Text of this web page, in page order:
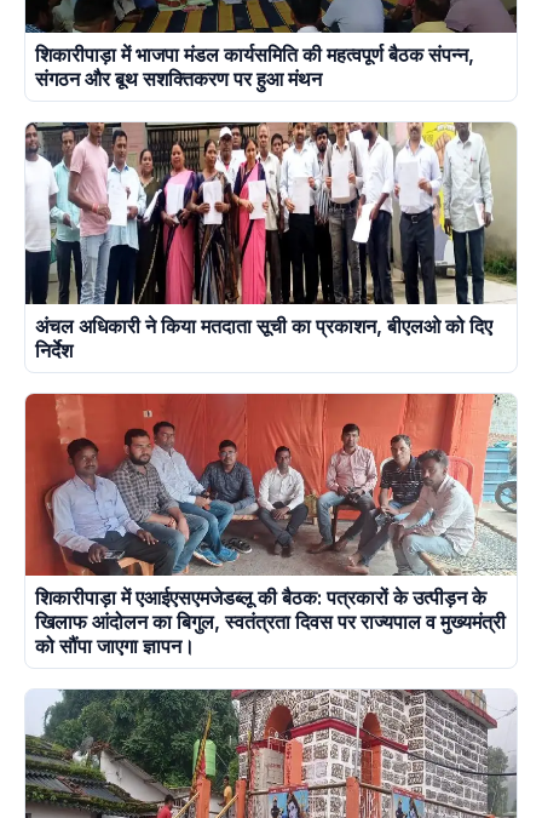
शिकारीपाड़ा में भाजपा मंडल कार्यसमिति की महत्वपूर्ण बैठक संपन्न,
संगठन और बूथ सशक्तिकरण पर हुआ मंथन
अंचल अधिकारी ने किया मतदाता सूची का प्रकाशन, बीएलओ को दिए
निर्देश
शिकारीपाड़ा में एआईएसएमजेडब्लू की बैठक: पत्रकारों के उत्पीड़न के
खिलाफ आंदोलन का बिगुल, स्वतंत्रता दिवस पर राज्यपाल व मुख्यमंत्री
को सौंपा जाएगा ज्ञापन।